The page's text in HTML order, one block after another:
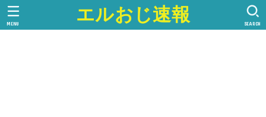
エルおじ速報 SEARCH
MENU